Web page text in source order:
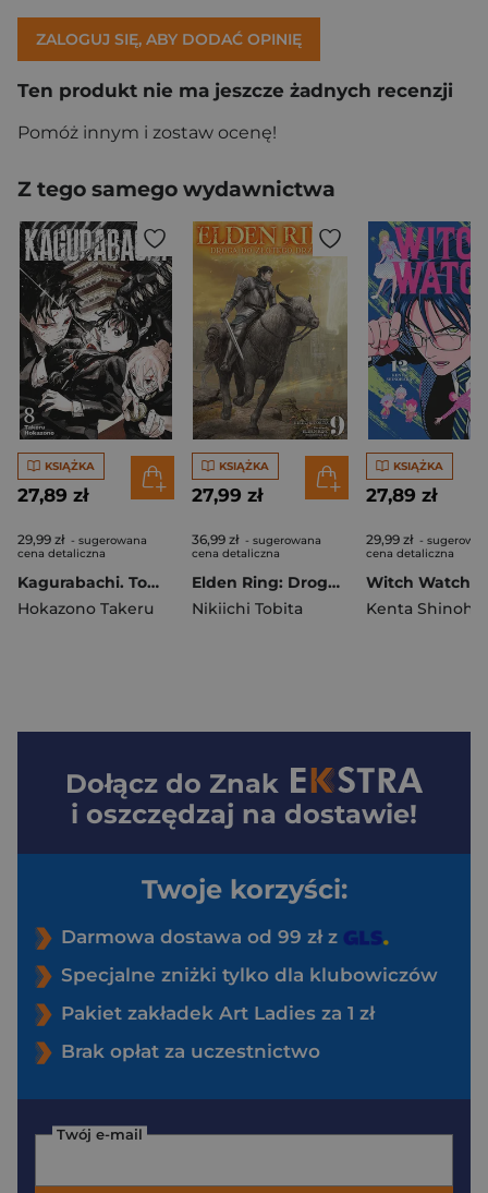
ZALOGUJ SIĘ, ABY DODAĆ OPINIĘ
Ten produkt nie ma jeszcze żadnych recenzji
Pomóż innym i zostaw ocenę!
Z tego samego wydawnictwa
KSIĄŻKA
27,89 zł
29,99 zł - sugerowana
cena detaliczna
Kagurabachi. Tom 8
Hokazono Takeru
KSIĄŻKA
27,99 zł
36,99 zł - sugerowana
cena detaliczna
Elden Ring: Droga do Złotego Drzewa. Tom 9
Nikiichi Tobita
KSIĄŻKA
27,89 zł
29,99 zł -
cena detaliczna
Kenta
Dołącz do Znak
i oszczędzaj na dostawie!
Twoje korzyści:
Darmowa dostawa od 99 zł z
Specjalne zniżki tylko dla klubowiczów
Pakiet zakładek Art Ladies za 1 zł
Brak opłat za uczestnictwo
Twój e-mail